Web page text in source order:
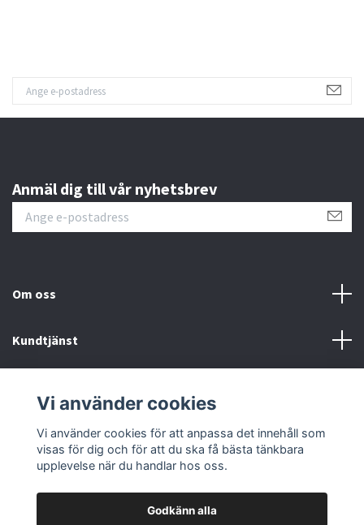
Anmäl dig till vår nyhetsbrev
Om oss
Kundtjänst
Sociala medier
Vi använder cookies
Vi använder cookies för att anpassa det innehåll som
visas för dig och för att du ska få bästa tänkbara
upplevelse när du handlar hos oss.
Godkänn alla